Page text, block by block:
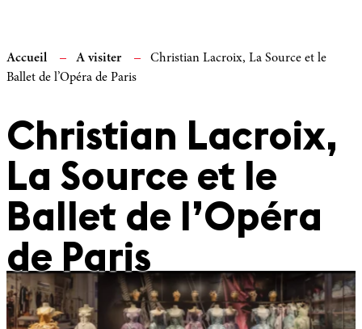
Accueil A visiter
Christian Lacroix, La Source et le
Ballet de l’Opéra de Paris
Christian Lacroix,
La Source et le
Ballet de l’Opéra
de Paris